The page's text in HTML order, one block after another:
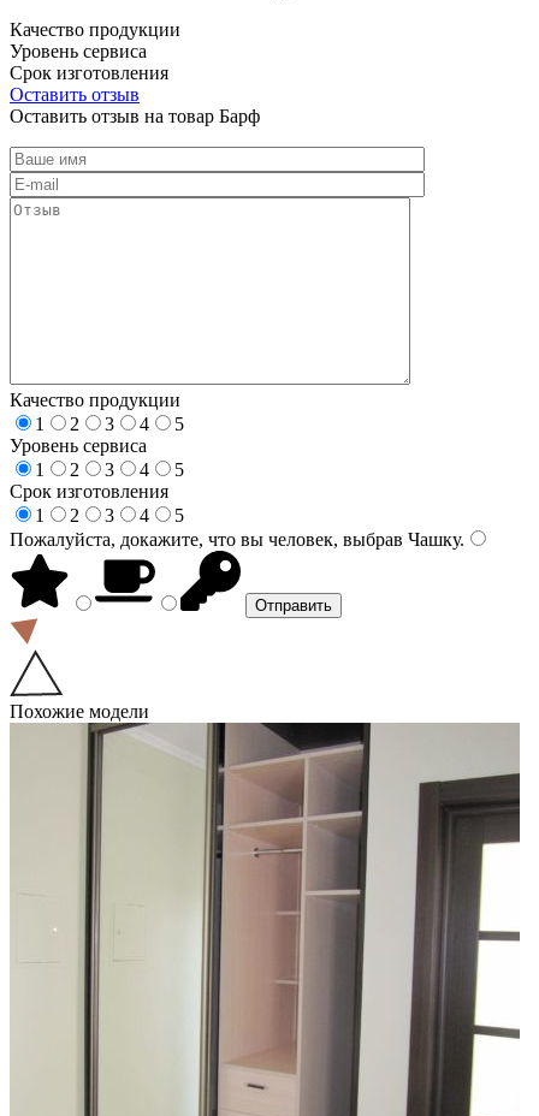
Качество продукции
Уровень сервиса
Срок изготовления
Оставить отзыв
Оставить отзыв на товар Барф
Качество продукции
1
2 3 4
5
Уровень сервиса
1
2 3 4
5
Срок изготовления
1
2 3 4
5
Пожалуйста, докажите, что вы человек, выбрав Чашку.
Похожие модели